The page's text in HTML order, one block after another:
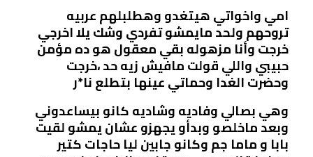
امي واخواتي هيتغدو وهطلبلهم عربيه
تروحهم ولحد مايمشو تفردي وشك يلا اخرجي
خرجت وأنا مزهوله بقي معقول هو ده مؤمن
حبيبي واللي قولت مافيش زيه حد ،خرجت
وحضرت الغدا وحماتي عينها بتطلع نا*ر
وهي بصالي وفاديه وشاديه كانو بيساعدوني
وبعد ماخلصو وبدأو يجهزو عشان يمشو لقيت
بابا و ماما جم وكانو جابين ليا حاجات كتير